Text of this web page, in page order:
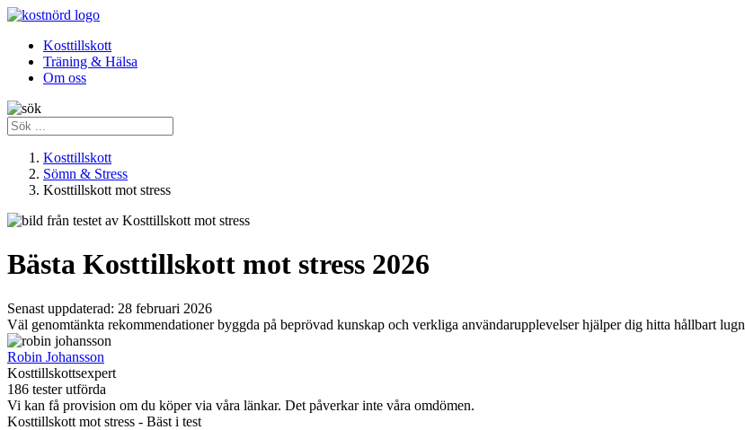
Kosttillskott
Träning & Hälsa
Om oss
Kosttillskott
Sömn & Stress
Kosttillskott mot stress
Bästa Kosttillskott mot stress 2026
Senast uppdaterad: 28 februari 2026
Väl genomtänkta rekommendationer byggda på beprövad kunskap och verkliga användarupplevelser hjälper dig hitta hållbart lugn
Robin Johansson
Kosttillskottsexpert
186 tester utförda
Vi kan få provision om du köper via våra länkar. Det påverkar inte våra omdömen.
Kosttillskott mot stress - Bäst i test